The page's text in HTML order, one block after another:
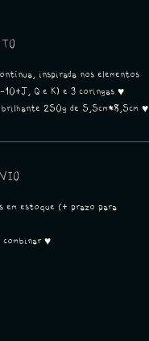
inspirada nos elementos
10+J, Q e K) e 3 coringas ♥
brilhante 250g de 5,5cm*8,5cm ♥
em estoque (+ prazo para
♥